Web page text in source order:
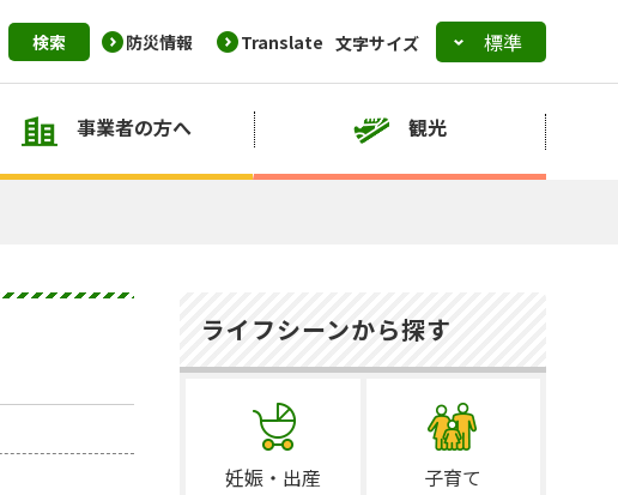
検索 防災情報 Translate 文字サイズ
事業者の方へ 観光
ライフシーンから探す
妊娠・出産 子育て